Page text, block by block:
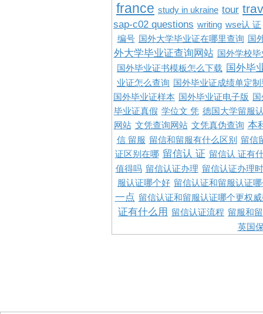
france study in ukraine tour
sap-c02 questions writing wse认 证
编号 国外大学毕业证在哪里查询 国
外大学毕业证查询网站 国外学校
国外毕业证书模板怎么下载 国外毕
业证怎么查询
国外毕业证成绩单定
国外毕业证样本
国外毕业证电子版
毕业证真假 学位文 凭 德国大学留服
网站 文凭查询网站 文凭真伪查询 本
信 留服 留信和留服有什么区别
留信
证区别在哪 留信认 证 留信认 证有
值得吗 留信认证办理 留信认证办理
服认证哪个好 留信认证和留服认证
一点 留信认证和留服认证哪个更权
证有什么用 留信认证流程 留服和
英国